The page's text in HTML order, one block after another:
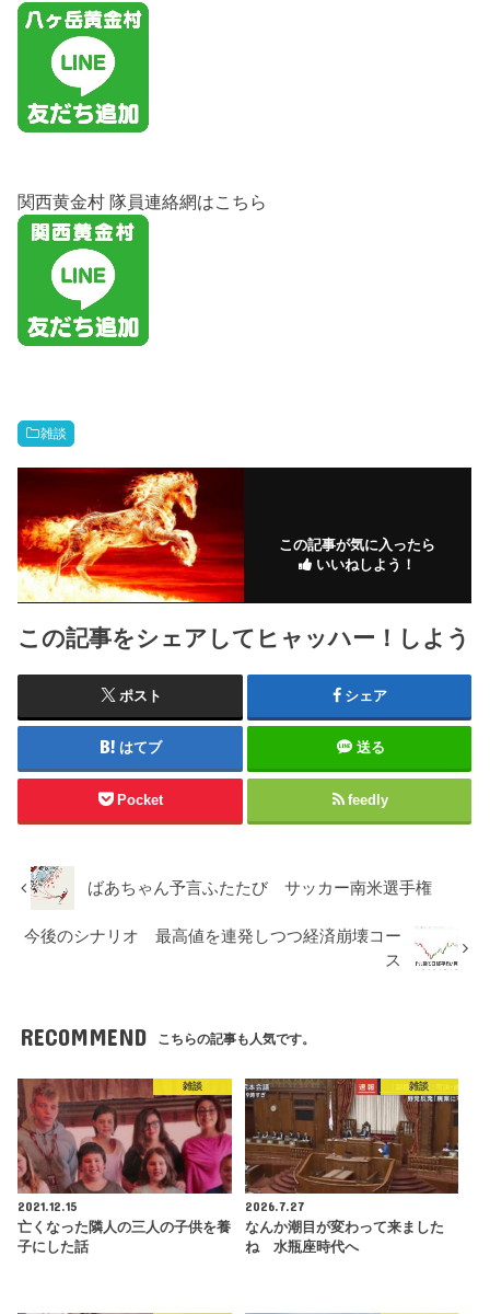
関西黄金村 隊員連絡網はこちら
雑談
この記事が気に入ったら
いいねしよう！
この記事をシェアしてヒャッハー！しよう
ポスト シェア
はてブ 送る
Pocket feedly
ばあちゃん予言ふたたび サッカー南米選手権
今後のシナリオ 最高値を連発しつつ経済崩壊コー
ス
RECOMMEND こちらの記事も人気です。
雑談
2021.12.15
亡くなった隣人の三人の子供を養
子にした話
雑談
2026.7.27
なんか潮目が変わって来ました
ね 水瓶座時代へ